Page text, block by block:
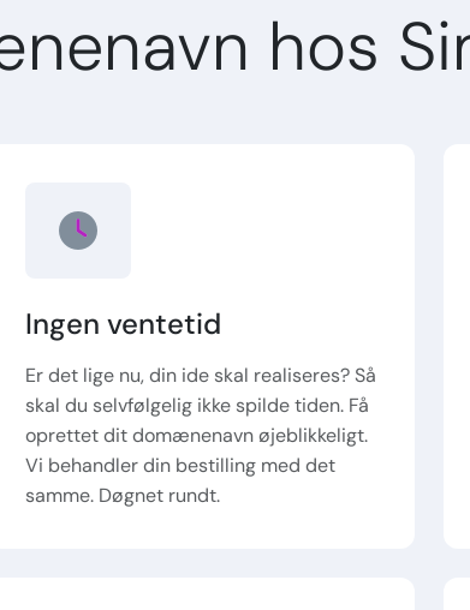
hos
Ingen ventetid
Er det lige nu, din ide skal realiseres? Så
skal du selvfølgelig ikke spilde tiden. Få
oprettet dit domænenavn øjeblikkeligt.
Vi behandler din bestilling med det
samme. Døgnet rundt.